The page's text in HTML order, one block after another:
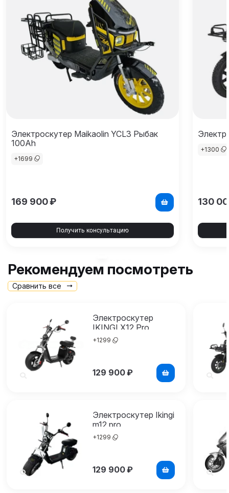
Электроскутер Maikaolin YCL3 Рыбак
100Ah
+1699
169 900₽
Получить консультацию
+1300
130
Рекомендуем посмотреть
Сравнить все
Электроскутер
IKINGI X12 Pro
+1299
129 900₽
Электроскутер Ikingi
m12 pro
+1299
129 900₽